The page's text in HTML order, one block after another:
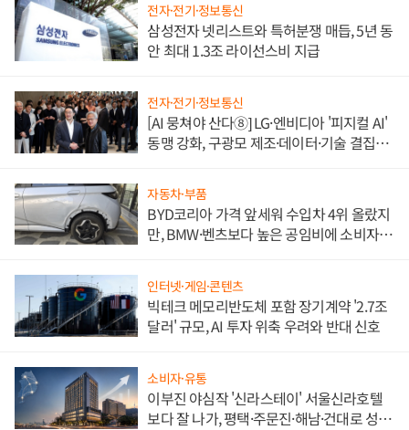
전자·전기·정보통신
삼성전자 넷리스트와 특허분쟁 매듭, 5년 동
안 최대 1.3조 라이선스비 지급
전자·전기·정보통신
[AI 뭉쳐야 산다⑧] LG·엔비디아 '피지컬 AI'
동맹 강화, 구광모 제조·데이터·기술 결집
자동차·부품
BYD코리아 가격 앞세워 수입차 4위 올랐지
만, BMW·벤츠보다 높은 공임비에 소비자
인터넷·게임·콘텐츠
빅테크 메모리반도체 포함 장기계약 '2.7조
달러' 규모, AI 투자 위축 우려와 반대 신호
소비자·유통
이부진 야심작 '신라스테이' 서울신라호텔
보다 잘 나가, 평택·주문진·해남·건대로 성